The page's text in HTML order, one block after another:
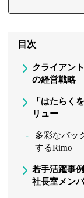
目次
クライアン
の経営戦略
「はたらく
リュー
多彩なバッ
するRimo
若手活躍事
社長室メン